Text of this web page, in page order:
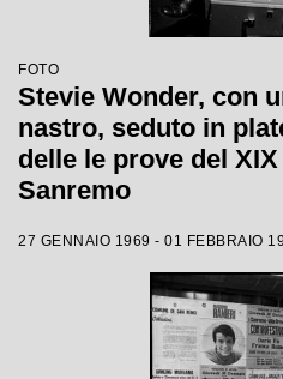
FOTO
Stevie Wonder, con
nastro, seduto in
delle le prove del
Sanremo
27 GENNAIO 1969 - 01 FEBBRAIO